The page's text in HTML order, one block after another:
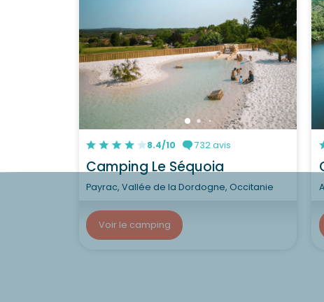
8.4/10 732 avis
Camping Le Séquoia
Payrac, Vallée de la Dordogne, Occitanie
Voir le camping